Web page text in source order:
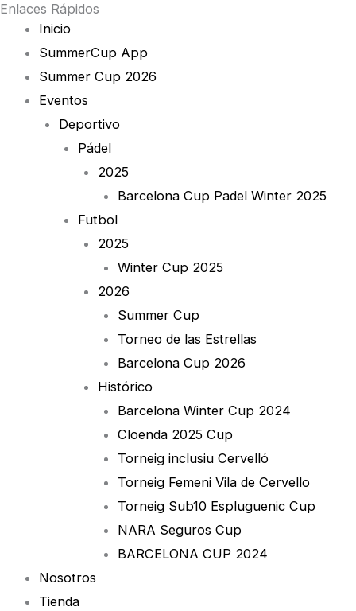
Enlaces Rápidos
Inicio
SummerCup App
Summer Cup 2026
Eventos
Deportivo
Pádel
2025
Barcelona Cup Padel Winter 2025
Futbol
2025
Winter Cup 2025
2026
Summer Cup
Torneo de las Estrellas
Barcelona Cup 2026
Histórico
Barcelona Winter Cup 2024
Cloenda 2025 Cup
Torneig inclusiu Cervelló
Torneig Femeni Vila de Cervello
Torneig Sub10 Espluguenic Cup
NARA Seguros Cup
BARCELONA CUP 2024
Nosotros
Tienda